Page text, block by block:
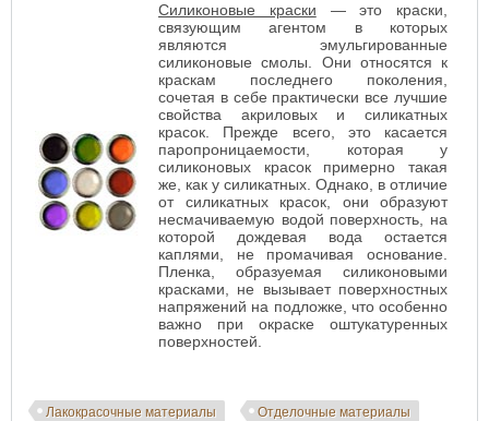
Силиконовые краски — это краски,
связующим агентом в которых
являются эмульгированные
силиконовые смолы. Они относятся к
краскам последнего поколения,
сочетая в себе практически все лучшие
свойства акриловых и силикатных
красок. Прежде всего, это касается
паропроницаемости, которая у
силиконовых красок примерно такая
же, как у силикатных. Однако, в отличие
от силикатных красок, они образуют
несмачиваемую водой поверхность, на
которой дождевая вода остается
каплями, не промачивая основание.
Пленка, образуемая силиконовыми
красками, не вызывает поверхностных
напряжений на подложке, что особенно
важно при окраске оштукатуренных
поверхностей.
Лакокрасочные материалы Отделочные материалы